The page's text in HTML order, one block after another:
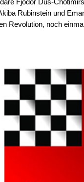
Rubinstein und
Revolution, noch